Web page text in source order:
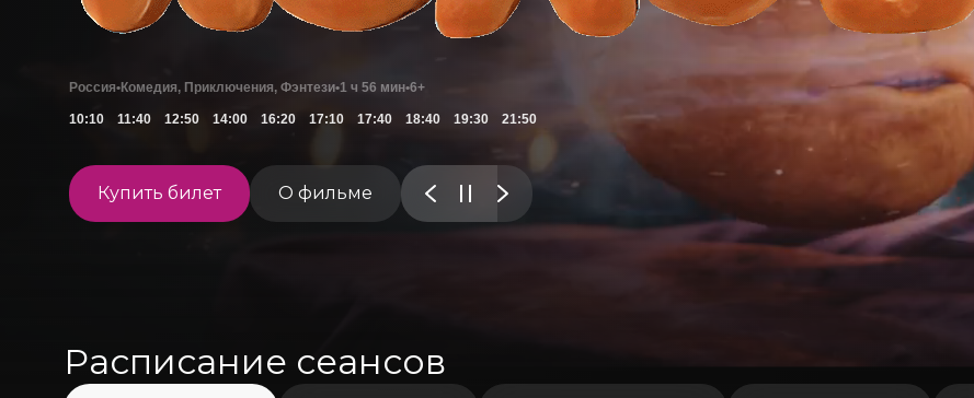
Россия•Комедия, Приключения, Фэнтези•1 ч 56 мин•6+
10:10 11:40 12:50 14:00 16:20 17:10 17:40 18:40 19:30 21:50
Купить билет О фильме
Расписание сеансов